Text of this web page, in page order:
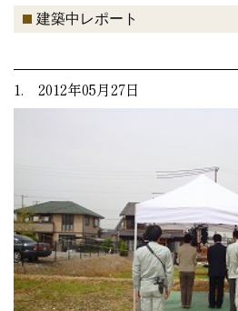
建築中レポート
1. 2012年05月27日